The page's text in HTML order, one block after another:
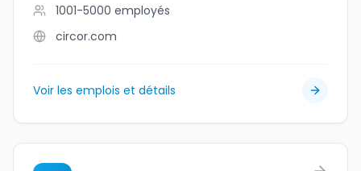
1001-5000 employés
circor.com
Voir les emplois et détails